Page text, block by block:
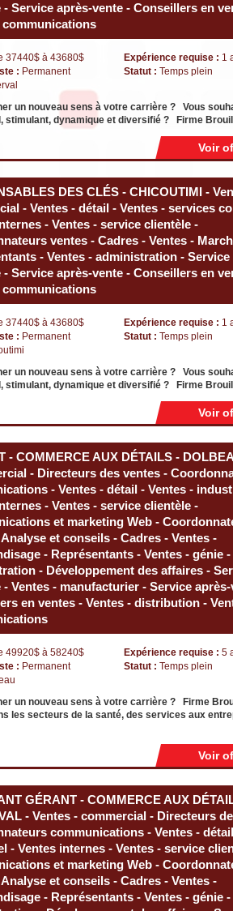
- Service après-vente - Conseillers en
communications
37440$ à 43680$
: Permanent
Expérience requise : 1
Statut : Temps plein
un nouveau sens à votre carrière ? Vous
stimulant, dynamique et diversifié ? Firme
Voir
DES CLÉS - CHICOUTIMI -
- Ventes - détail - Ventes - services
- Ventes - service clientèle -
ventes - Cadres - Ventes -
- Ventes - administration - Service
- Service après-vente - Conseillers en
communications
37440$ à 43680$
: Permanent
Expérience requise : 1
Statut : Temps plein
un nouveau sens à votre carrière ? Vous
stimulant, dynamique et diversifié ? Firme
Voir
- COMMERCE AUX DÉTAILS -
- Directeurs des ventes -
- Ventes - détail - Ventes -
- Ventes - service clientèle -
et marketing Web -
et conseils - Cadres - Ventes -
- Représentants - Ventes - génie -
- Développement des affaires -
- Ventes - manufacturier - Service
en ventes - Ventes - distribution -
49920$ à 58240$
: Permanent
Expérience requise : 5
Statut : Temps plein
un nouveau sens à votre carrière ? Firme
les secteurs de la santé, des services aux
Voir
GÉRANT - COMMERCE AUX
- Ventes - commercial - Directeurs
communications - Ventes -
- Ventes internes - Ventes - service
et marketing Web -
et conseils - Cadres - Ventes -
- Représentants - Ventes - génie -